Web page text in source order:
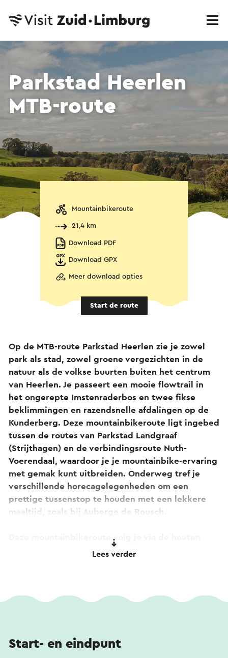
Parkstad Heerlen
MTB-route
Mountainbikeroute
21,4 km
Download PDF
Download GPX
Meer download opties
Start de route
Op de MTB-route Parkstad Heerlen zie je zowel
park als stad, zowel groene vergezichten in de
natuur als de volkse buurten buiten het centrum
van Heerlen. Je passeert een mooie flowtrail in
het ongerepte Imstenraderbos en twee fikse
beklimmingen en razendsnelle afdalingen op de
Kunderberg. Deze mountainbikeroute ligt ingebed
tussen de routes van Parkstad Landgraaf
(Strijthagen) en de verbindingsroute Nuth-
Voerendaal, waardoor je je mountainbike-ervaring
met gemak kunt uitbreiden. Onderweg tref je
verschillende horecagelegenheden om een
prettige tussenstop te houden met een lekkere
maaltijd, zoals bij Auberge de Rousch.
Deze mountainbikeroute volg je via de houten
palen met daarop de gele plaatjes met in het
Lees verder
Start- en eindpunt